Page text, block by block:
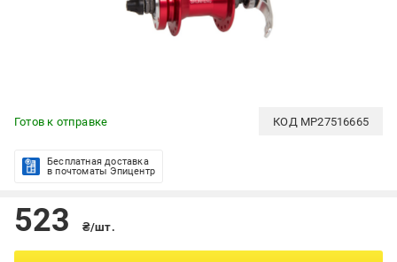
Готов к отправке КОД MP27516665
Бесплатная доставка
в почтоматы Эпицентр
523 ₴/шт.